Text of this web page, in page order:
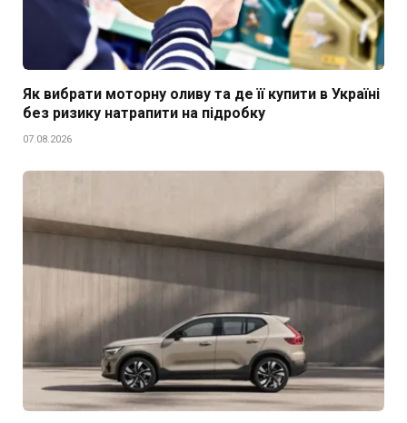
Як вибрати моторну оливу та де її купити в Україні
без ризику натрапити на підробку
07.08.2026